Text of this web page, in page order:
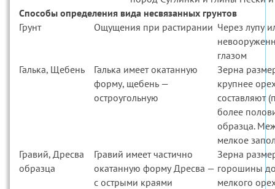
Способы определения вида несвязанных грунтов
Грунт
Ощущения при растирании Через лупу
глазом
Галька, Щебень
Галька имеет окатанную
форму, щебень —
остроугольную
Зерна
крупнее
составляют
более
образца.
мелкое
Гравий, Дресва
образца
Гравий имеет частично
окатанную форму Дресва —
с острыми краями
Зерна
горошины
мелкого